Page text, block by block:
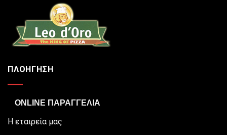
ΠΛΟΗΓΗΣΗ
ONLINE ΠΑΡΑΓΓΕΛΙΑ
Η εταιρεία μας